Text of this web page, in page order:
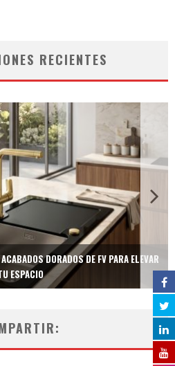
RECIENTES
DORADOS DE FV PARA ELEVAR
ESPACIO